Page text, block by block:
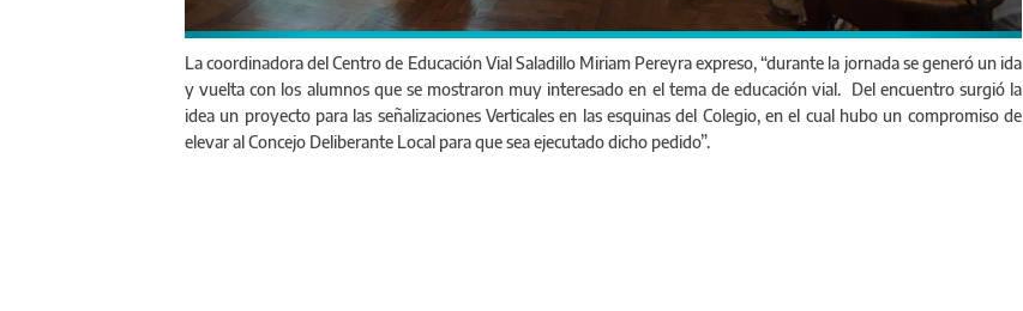
La coordinadora del Centro de Educación Vial Saladillo Miriam Pereyra expreso, “durante la jornada se generó un ida
y vuelta con los alumnos que se mostraron muy interesado en el tema de educación vial. Del encuentro surgió la
idea un proyecto para las señalizaciones Verticales en las esquinas del Colegio, en el cual hubo un compromiso de
elevar al Concejo Deliberante Local para que sea ejecutado dicho pedido”.